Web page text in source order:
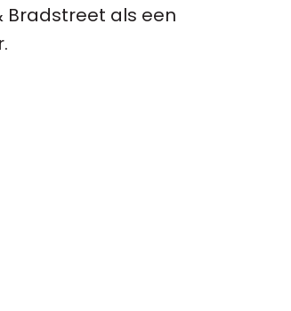
Bradstreet als een